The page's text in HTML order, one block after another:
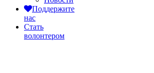
Поддержите
нас
Стать
волонтером